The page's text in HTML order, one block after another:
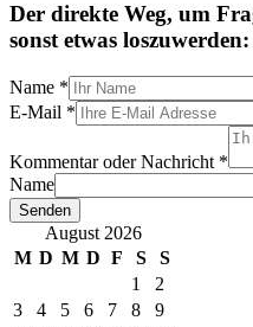
Der direkte Weg, um
sonst etwas loszuwerden:
Name *
E-Mail *
Kommentar oder Nachricht *
Name
Senden
August 2026
M D M D F S
S
1
2
3
4 5 6 7 8
9